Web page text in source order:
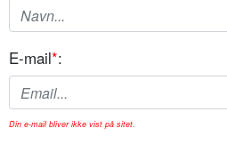
E-mail*:
Din e-mail bliver ikke vist på sitet.